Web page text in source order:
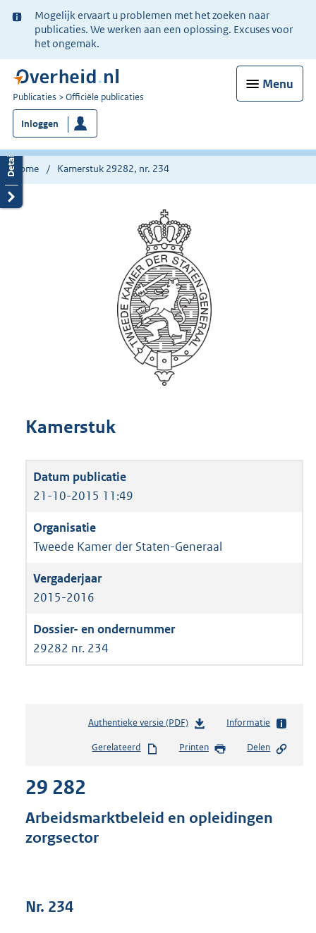
Ter
informatie:
Mogelijk ervaart u problemen met het zoeken naar
publicaties. We werken aan een oplossing. Excuses voor
het ongemak.
Menu
U
bent
nu
hier:
Publicaties Officiële publicaties
Inloggen
Home Kamerstuk 29282, nr. 234
Kamerstuk
21-10-2015 11:49
Tweede Kamer der Staten-Generaal
2015-2016
29282 nr. 234
Authentieke versie (PDF)b
s
s
Informatie
Gerelateerd Printen Delen
29 282
Arbeidsmarktbeleid en opleidingen
zorgsector
Nr. 234